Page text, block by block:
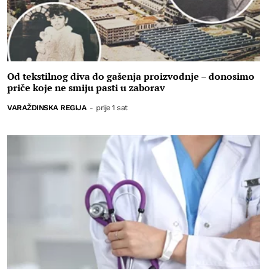
Od tekstilnog diva do gašenja proizvodnje – donosimo
priče koje ne smiju pasti u zaborav
VARAŽDINSKA REGIJA - prije 1 sat